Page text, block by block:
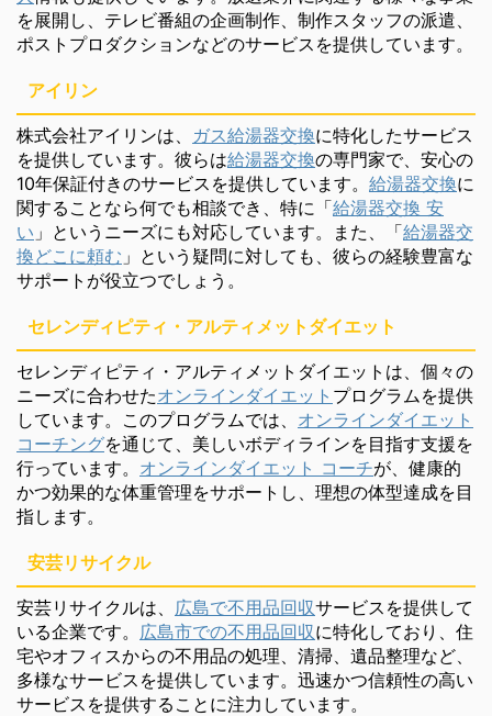
を展開し、テレビ番組の企画制作、制作スタッフの派遣、
ポストプロダクションなどのサービスを提供しています。
アイリン
株式会社アイリンは、 ガス給湯器交換に特化したサービス
を提供しています。彼らは給湯器交換の専門家で、安心の
10年保証付きのサービスを提供しています。 給湯器交換に
関することなら何でも相談でき、特に「給湯器交換 安
い 」というニーズにも対応しています。また、「給湯器交
換どこに頼む 」という疑問に対しても、彼らの経験豊富な
サポートが役立つでしょう。
セレンディピティ・アルティメットダイエット
セレンディピティ・アルティメットダイエットは、個々の
ニーズに合わせたオンラインダイエット プログラムを提供
しています。このプログラムでは、 オンラインダイエット
コーチングを通じて、美しいボディラインを目指す支援を
行っています。 オンラインダイエット コーチが、健康的
かつ効果的な体重管理をサポートし、理想の体型達成を目
指します。
安芸リサイクル
安芸リサイクルは、 広島で不用品回収サービスを提供して
いる企業です。 広島市での不用品回収に特化しており、住
宅やオフィスからの不用品の処理、清掃、遺品整理など、
多様なサービスを提供しています。迅速かつ信頼性の高い
サービスを提供することに注力しています。